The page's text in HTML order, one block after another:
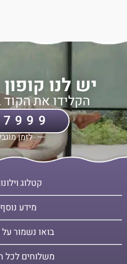
יש לנו
הקלידו את הקוד
לזמן
קטלוג
מידע נוסף
בואו נשמור
משלוחים לכל